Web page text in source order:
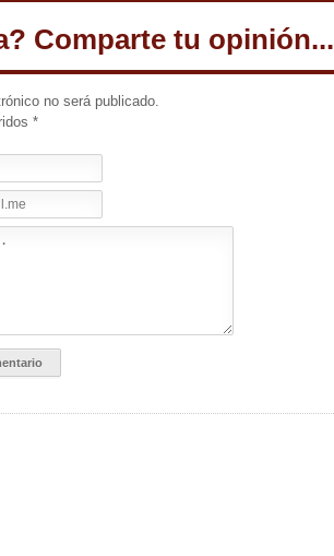
Comparte tu opinión...
no será publicado.
*